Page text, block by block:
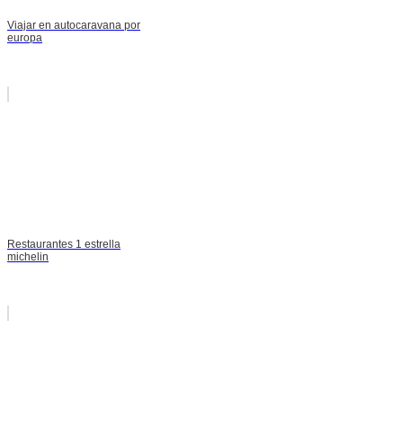
Viajar en autocaravana por
europa
Restaurantes 1 estrella
michelin